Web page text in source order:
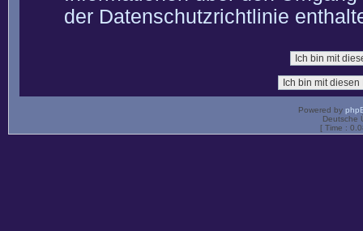
der Datenschutzrichtlinie
Powered by
Deutsche
[ Time :